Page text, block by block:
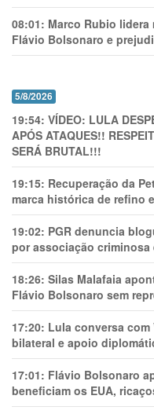
08:01: Marco Rubio lidera
Flávio Bolsonaro e
5/8/2026
19:54: VÍDEO: LULA
APÓS ATAQUES!!
SERÁ BRUTAL!!!
19:15: Recuperação da
marca histórica de refino
19:02: PGR denuncia
por associação criminosa
18:26: Silas Malafaia
Flávio Bolsonaro sem
17:20: Lula conversa
bilateral e apoio
17:01: Flávio Bolsonaro
beneficiam os EUA,